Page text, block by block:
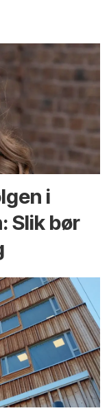
i
Slik bør